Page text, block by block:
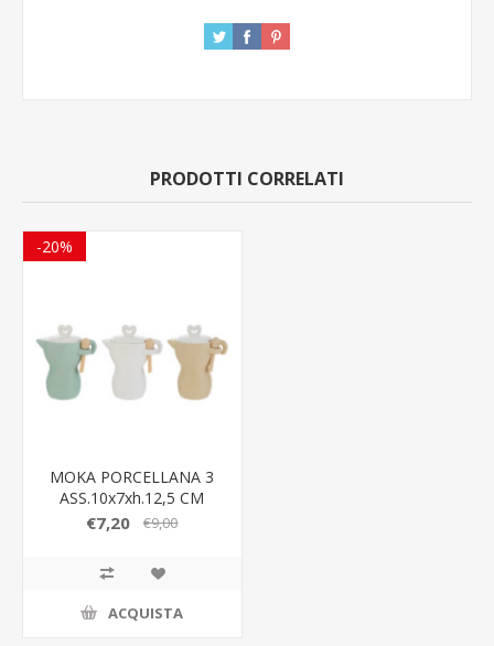
PRODOTTI CORRELATI
-20%
MOKA PORCELLANA 3
ASS.10x7xh.12,5 CM
C/SHO156605
€7,20 €9,00
ACQUISTA